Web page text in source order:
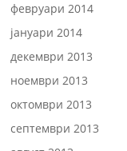
февруари 2014
јануари 2014
декември 2013
ноември 2013
октомври 2013
септември 2013